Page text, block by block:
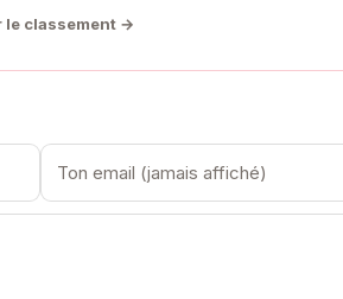
le classement →